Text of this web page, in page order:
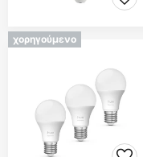
χορηγούμενο